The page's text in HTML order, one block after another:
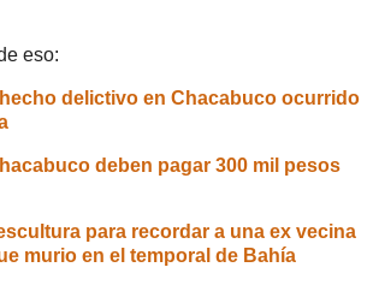
eso:
delictivo en Chacabuco ocurrido
deben pagar 300 mil pesos
para recordar a una ex vecina
murio en el temporal de Bahía